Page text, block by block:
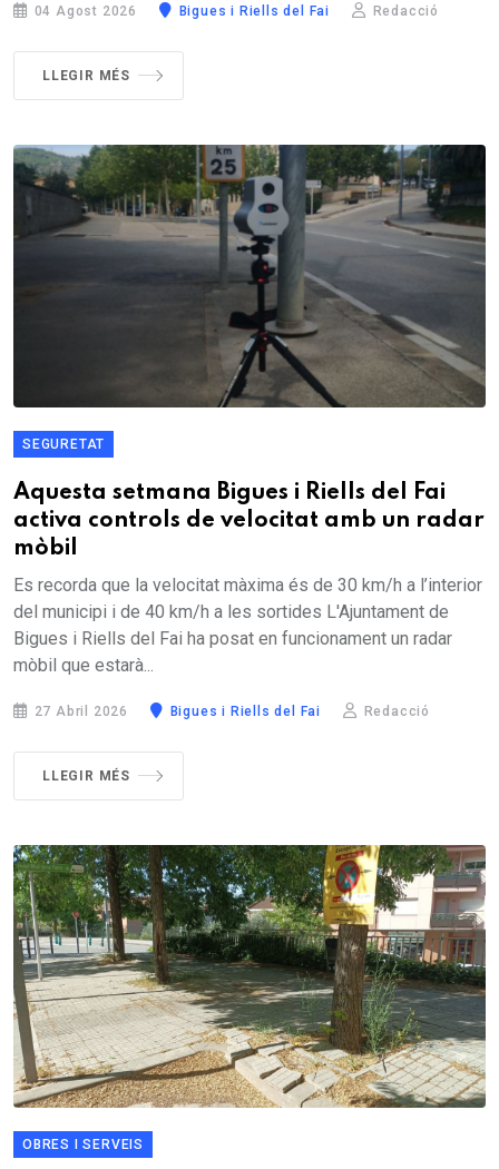
04 Agost 2026 Bigues i Riells del Fai Redacció
LLEGIR MÉS
SEGURETAT
Aquesta setmana Bigues i Riells del Fai
activa controls de velocitat amb un radar
mòbil
Es recorda que la velocitat màxima és de 30 km/h a l’interior
del municipi i de 40 km/h a les sortides L'Ajuntament de
Bigues i Riells del Fai ha posat en funcionament un radar
mòbil que estarà...
27 Abril 2026 Bigues i Riells del Fai Redacció
LLEGIR MÉS
OBRES I SERVEIS